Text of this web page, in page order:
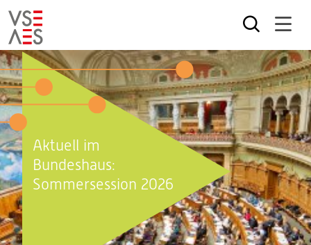
Direkt
zum
Inhalt
Aktuell im
Bundeshaus:
Sommersession 2026